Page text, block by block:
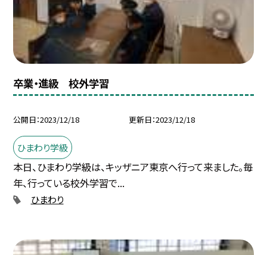
卒業・進級 校外学習
公開日 2023/12/18 更新日 2023/12/18
ひまわり学級
本日、ひまわり学級は、キッザニア東京へ行って来ました。毎
年、行っている校外学習で...
ひまわり